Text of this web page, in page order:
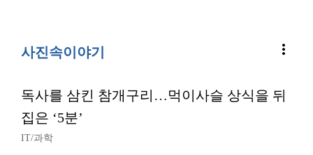
사진속이야기 more_vert
독사를 삼킨 참개구리…먹이사슬 상식을 뒤
집은 ‘5분’
IT/과학